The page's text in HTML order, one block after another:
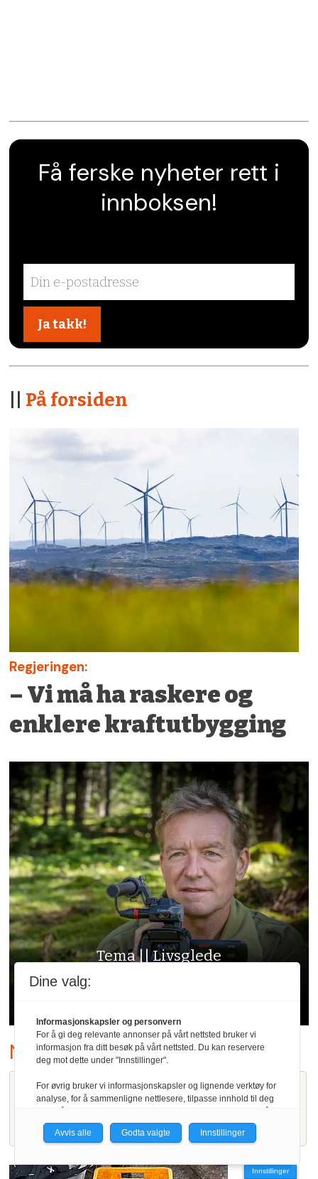
Få ferske nyheter rett i
innboksen!
På forsiden
Regjeringen:
– Vi må ha raskere og
enklere kraftutbygging
Tema || Livsglede
– Jeg vil stupe med støvlene på
Nyheter i kortform:
Ulvejakt i
Innlandet tas opp
igjen4 timer siden
Statsforvalteren i
Innlandet stanser
ulvejakt
2 dager siden
Innstillinger
Dine valg:
Informasjonskapsler og personvern
For å gi deg relevante annonser på vårt nettsted bruker vi
informasjon fra ditt besøk på vårt nettsted. Du kan reservere
deg mot dette under "Innstillinger".
For øvrig bruker vi informasjonskapsler og lignende verktøy for
analyse, for å sammenligne nettlesere, tilpasse innhold til deg
personvernerklæring.
du få relevante annonser på nettstedene til medlemmene i
nettverket basert på informasjon fra dine besøk på tvers av
Avvis alle Godta valgte Innstillinger